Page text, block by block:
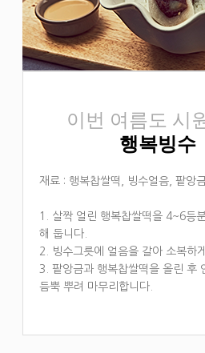
이번 여름도 시
행복빙수
재료 : 행복찹쌀떡, 빙수얼음, 팥앙
1. 살짝 얼린 행복찹쌀떡을 4~6등
해 둡니다.
2. 빙수그릇에 얼음을 갈아 소복하
3. 팥앙금과 행복찹쌀떡을 올린 후
듬뿍 뿌려 마무리합니다.